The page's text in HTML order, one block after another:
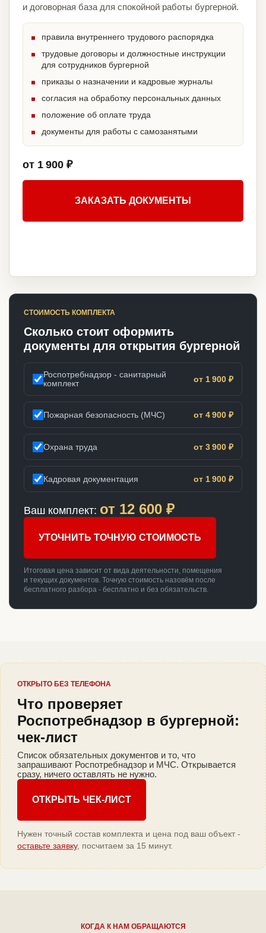
и договорная база для спокойной работы бургерной.
правила внутреннего трудового распорядка
трудовые договоры и должностные инструкции
для сотрудников бургерной
приказы о назначении и кадровые журналы
согласия на обработку персональных данных
положение об оплате труда
документы для работы с самозанятыми
от 1 900 ₽
ЗАКАЗАТЬ ДОКУМЕНТЫ
СТОИМОСТЬ КОМПЛЕКТА
Сколько стоит оформить
документы для открытия бургерной
Роспотребнадзор - санитарный
комплект
от 1 900 ₽
Пожарная безопасность (МЧС) от 4 900 ₽
Охрана труда от 3 900 ₽
Кадровая документация от 1 900 ₽
Ваш комплект: от 12 600 ₽
УТОЧНИТЬ ТОЧНУЮ СТОИМОСТЬ
Итоговая цена зависит от вида деятельности, помещения
и текущих документов. Точную стоимость назовём после
бесплатного разбора - бесплатно и без обязательств.
ОТКРЫТО БЕЗ ТЕЛЕФОНА
Что проверяет
Роспотребнадзор в бургерной:
чек-лист
Список обязательных документов и то, что
запрашивают Роспотребнадзор и МЧС. Открывается
сразу, ничего оставлять не нужно.
ОТКРЫТЬ ЧЕК-ЛИСТ
Нужен точный состав комплекта и цена под ваш объект -
оставьте заявку, посчитаем за 15 минут.
КОГДА К НАМ ОБРАЩАЮТСЯ